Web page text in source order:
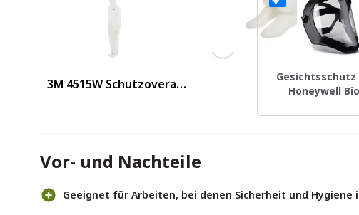
3M 4515W Schutzoverall
Gesichtsschutz
Honeywell
Vor- und Nachteile
Geeignet für Arbeiten, bei denen Sicherheit und Hygiene